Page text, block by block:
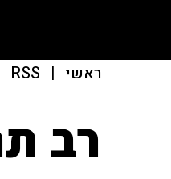
ראשי |
RSS
רב